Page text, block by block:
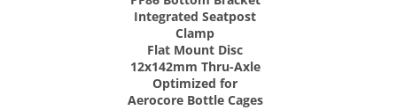
Integrated Seatpost
Clamp
Flat Mount Disc
12x142mm Thru-Axle
Optimized for
Aerocore Bottle Cages